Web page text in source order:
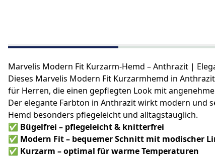
Marvelis Modern Fit Kurzarm-Hemd – Anthrazit |
Dieses Marvelis Modern Fit Kurzarmhemd in
für Herren, die einen gepflegten Look mit
Der elegante Farbton in Anthrazit wirkt modern und
Hemd besonders pflegeleicht und alltagstauglich.
✅ Bügelfrei – pflegeleicht & knitterfrei
✅ Modern Fit – bequemer Schnitt mit modischer
✅ Kurzarm – optimal für warme Temperaturen